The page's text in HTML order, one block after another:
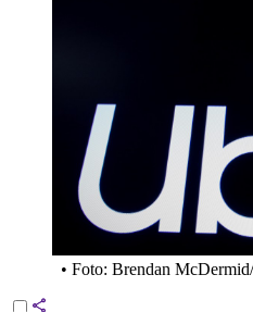
• Foto: Brendan